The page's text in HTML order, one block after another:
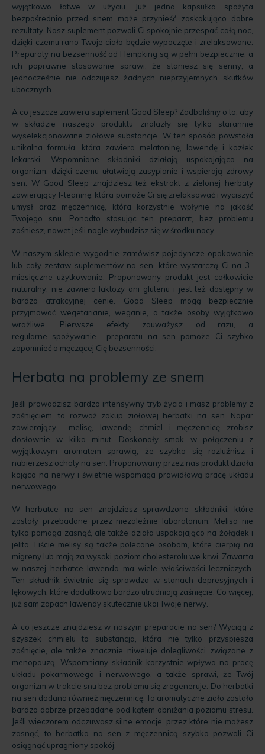
wyjątkowo łatwe w użyciu. Już jedna kapsułka spożyta
bezpośrednio przed snem może przynieść zaskakująco dobre
rezultaty. Nasz suplement pozwoli Ci spokojnie przespać całą noc,
dzięki czemu rano Twoje ciało będzie wypoczęte i zrelaksowane.
Preparaty na bezsenność od Hempking są w pełni bezpiecznie, a
ich poprawne stosowanie sprawi, że staniesz się senny, a
jednocześnie nie odczujesz żadnych nieprzyjemnych skutków
ubocznych.
A co jeszcze zawiera suplement Good Sleep? Zadbaliśmy o to, aby
w składzie naszego produktu znalazły się tylko starannie
wyselekcjonowane ziołowe substancje. W ten sposób powstała
unikalna formuła, która zawiera melatoninę, lawendę i kozłek
lekarski. Wspomniane składniki działają uspokajająco na
organizm, dzięki czemu ułatwiają zasypianie i wspierają zdrowy
sen. W Good Sleep znajdziesz też ekstrakt z zielonej herbaty
zawierający l-teaninę, która pomoże Ci się zrelaksować i wyciszyć
umysł oraz męczennicę, która korzystnie wpłynie na jakość
Twojego snu. Ponadto stosując ten preparat, bez problemu
zaśniesz, nawet jeśli nagle wybudzisz się w środku nocy.
W naszym sklepie wygodnie zamówisz pojedyncze opakowanie
lub cały zestaw suplementów na sen, które wystarczą Ci na 3-
miesięczne użytkowanie. Proponowany produkt jest całkowicie
naturalny, nie zawiera laktozy ani glutenu i jest też dostępny w
bardzo atrakcyjnej cenie. Good Sleep mogą bezpiecznie
przyjmować wegetarianie, weganie, a także osoby wyjątkowo
wrażliwe. Pierwsze efekty zauważysz od razu, a
regularne spożywanie preparatu na sen pomoże Ci szybko
zapomnieć o męczącej Cię bezsenności.
Herbata na problemy ze snem
Jeśli prowadzisz bardzo intensywny tryb życia i masz problemy z
zaśnięciem, to rozważ zakup ziołowej herbatki na sen. Napar
zawierający melisę, lawendę, chmiel i męczennicę zrobisz
dosłownie w kilka minut. Doskonały smak w połączeniu z
wyjątkowym aromatem sprawią, że szybko się rozluźnisz i
nabierzesz ochoty na sen. Proponowany przez nas produkt działa
kojąco na nerwy i świetnie wspomaga prawidłową pracę układu
nerwowego.
W herbatce na sen znajdziesz sprawdzone składniki, które
zostały przebadane przez niezależnie laboratorium. Melisa nie
tylko pomaga zasnąć, ale także działa uspokajająco na żołądek i
jelita. Liście melisy są także polecane osobom, które cierpią na
migreny lub mają za wysoki poziom cholesterolu we krwi. Zawarta
w naszej herbatce lawenda ma wiele właściwości leczniczych.
Ten składnik świetnie się sprawdza w stanach depresyjnych i
lękowych, które dodatkowo bardzo utrudniają zaśnięcie. Co więcej,
już sam zapach lawendy skutecznie ukoi Twoje nerwy.
A co jeszcze znajdziesz w naszym preparacie na sen? Wyciąg z
szyszek chmielu to substancja, która nie tylko przyspiesza
zaśnięcie, ale także znacznie niweluje dolegliwości związane z
menopauzą. Wspomniany składnik korzystnie wpływa na pracę
układu pokarmowego i nerwowego, a także sprawi, że Twój
organizm w trakcie snu bez problemu się zregeneruje. Do herbatki
na sen dodano również męczennicę. To aromatyczne zioło zostało
bardzo dobrze przebadane pod kątem obniżania poziomu stresu.
Jeśli wieczorem odczuwasz silne emocje, przez które nie możesz
zasnąć, to herbatka na sen z męczennicą szybko pozwoli Ci
osiągnąć upragniony spokój.